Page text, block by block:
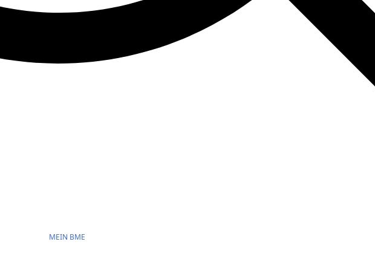
MEIN BME